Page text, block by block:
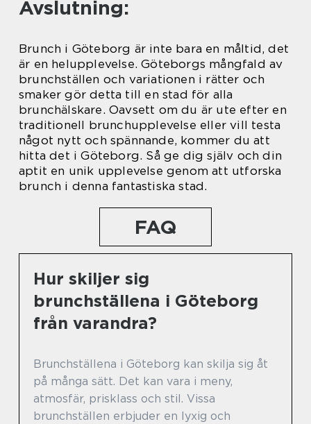
Avslutning:
Brunch i Göteborg är inte bara en måltid, det
är en helupplevelse. Göteborgs mångfald av
brunchställen och variationen i rätter och
smaker gör detta till en stad för alla
brunchälskare. Oavsett om du är ute efter en
traditionell brunchupplevelse eller vill testa
något nytt och spännande, kommer du att
hitta det i Göteborg. Så ge dig själv och din
aptit en unik upplevelse genom att utforska
brunch i denna fantastiska stad.
FAQ
Hur skiljer sig
brunchställena i Göteborg
från varandra?
Brunchställena i Göteborg kan skilja sig åt
på många sätt. Det kan vara i meny,
atmosfär, prisklass och stil. Vissa
brunchställen erbjuder en lyxig och